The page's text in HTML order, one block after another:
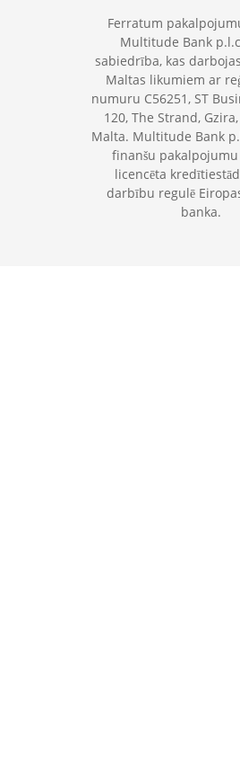
Ferratum
Multitude Bank
sabiedrība, kas
Maltas likumiem ar
numuru C56251, ST
120, The Strand,
Malta. Multitude Bank
finanšu pakalpojumu
licencēta
darbību regulē
banka.